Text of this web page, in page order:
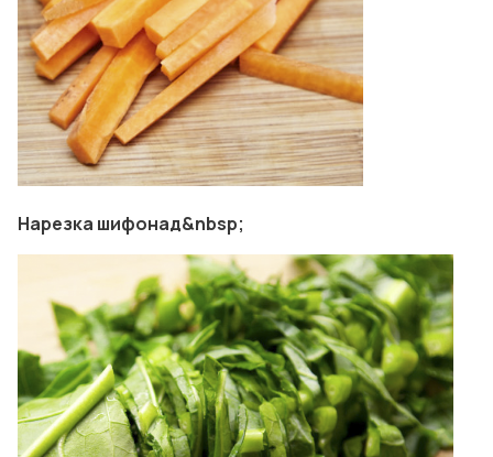
Нарезка шифонад&nbsp;